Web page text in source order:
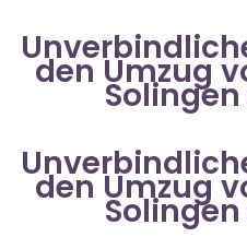
den Umzug
den Umzug